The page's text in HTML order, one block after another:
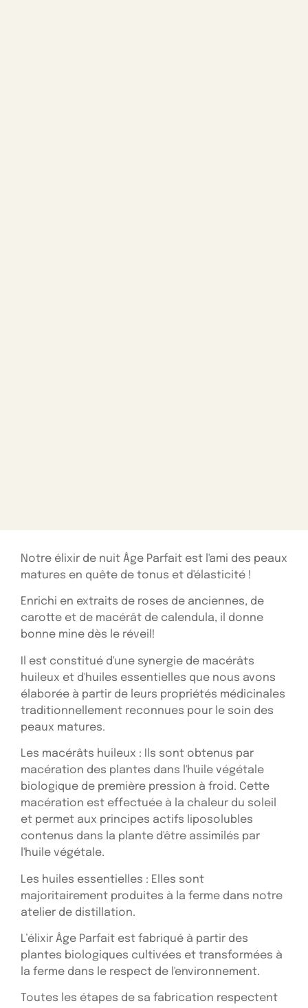
Notre élixir de nuit Âge Parfait est l'ami des peaux
matures en quête de tonus et d'élasticité !
Enrichi en extraits de roses de anciennes, de
carotte et de macérât de calendula, il donne
bonne mine dès le réveil!
Il est constitué d'une synergie de macérâts
huileux et d'huiles essentielles que nous avons
élaborée à partir de leurs propriétés médicinales
traditionnellement reconnues pour le soin des
peaux matures.
Les macérâts huileux : Ils sont obtenus par
macération des plantes dans l'huile végétale
biologique de première pression à froid. Cette
macération est effectuée à la chaleur du soleil
et permet aux principes actifs liposolubles
contenus dans la plante d'être assimilés par
l'huile végétale.
Les huiles essentielles : Elles sont
majoritairement produites à la ferme dans notre
atelier de distillation.
L’élixir Âge Parfait est fabriqué à partir des
plantes biologiques cultivées et transformées à
la ferme dans le respect de l'environnement.
Toutes les étapes de sa fabrication respectent